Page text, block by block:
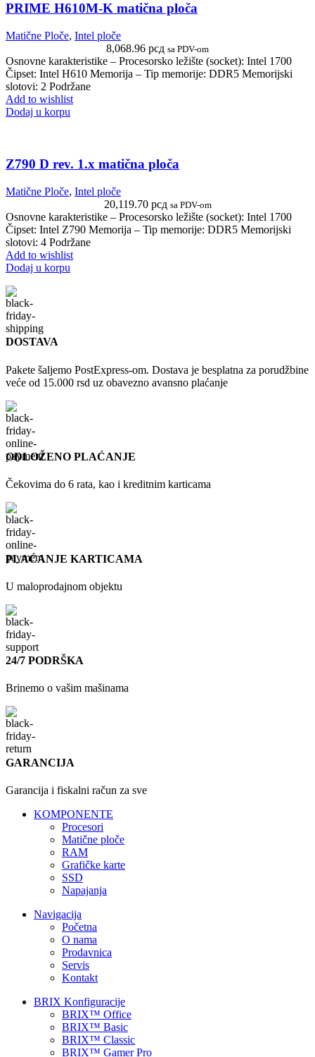
PRIME H610M-K matična ploča
Matične Ploče, Intel ploče
8,068.96 рсд sa PDV-om
Osnovne karakteristike – Procesorsko ležište (socket): Intel 1700
Čipset: Intel H610 Memorija – Tip memorije: DDR5 Memorijski
slotovi: 2 Podržane
Add to wishlist
Dodaj u korpu
Z790 D rev. 1.x matična ploča
Matične Ploče, Intel ploče
20,119.70 рсд sa PDV-om
Osnovne karakteristike – Procesorsko ležište (socket): Intel 1700
Čipset: Intel Z790 Memorija – Tip memorije: DDR5 Memorijski
slotovi: 4 Podržane
Add to wishlist
Dodaj u korpu
DOSTAVA
Pakete šaljemo PostExpress-om. Dostava je besplatna za porudžbine
veće od 15.000 rsd uz obavezno avansno plaćanje
ODLOŽENO PLAĆANJE
Čekovima do 6 rata, kao i kreditnim karticama
PLAĆANJE KARTICAMA
U maloprodajnom objektu
24/7 PODRŠKA
Brinemo o vašim mašinama
GARANCIJA
Garancija i fiskalni račun za sve
KOMPONENTE
Procesori
Matične ploče
RAM
Grafičke karte
SSD
Napajanja
Navigacija
Početna
O nama
Prodavnica
Servis
Kontakt
BRIX Konfiguracije
BRIX™ Office
BRIX™ Basic
BRIX™ Classic
BRIX™ Gamer Pro